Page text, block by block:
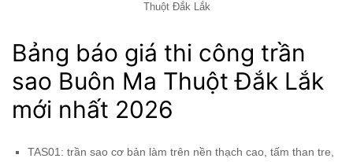
Thuột Đắk Lắk
Bảng báo giá thi công trần
sao Buôn Ma Thuột Đắk Lắk
mới nhất 2026
TAS01: trần sao cơ bản làm trên nền thạch cao, tấm than tre,